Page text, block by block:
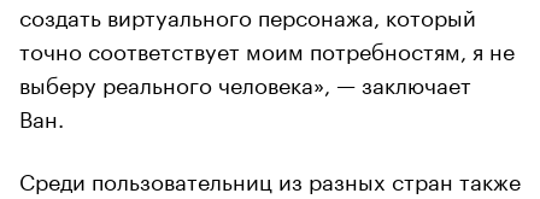
создать виртуального персонажа, который
точно соответствует моим потребностям, я не
выберу реального человека», — заключает
Ван.
Среди пользовательниц из разных стран также